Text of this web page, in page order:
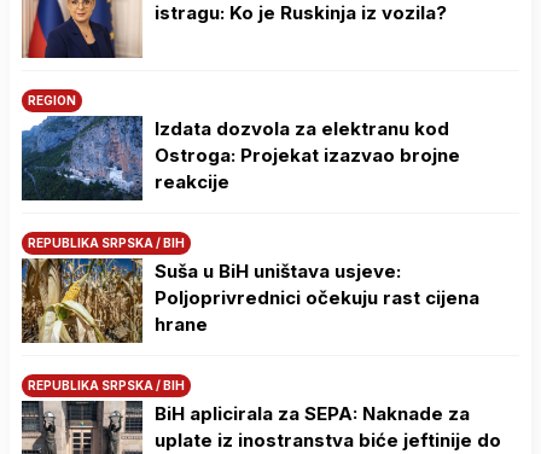
istragu: Ko je Ruskinja iz vozila?
REGION
Izdata dozvola za elektranu kod
Ostroga: Projekat izazvao brojne
reakcije
REPUBLIKA SRPSKA / BIH
Suša u BiH uništava usjeve:
Poljoprivrednici očekuju rast cijena
hrane
REPUBLIKA SRPSKA / BIH
BiH aplicirala za SEPA: Naknade za
uplate iz inostranstva biće jeftinije do